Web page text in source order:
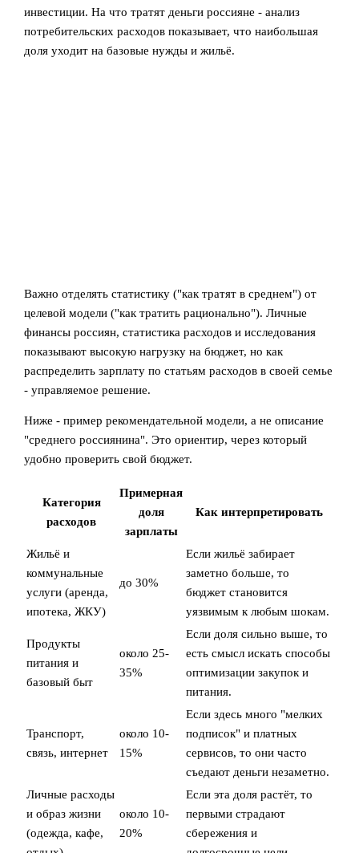
инвестиции. На что тратят деньги россияне - анализ
потребительских расходов показывает, что наибольшая
доля уходит на базовые нужды и жильё.
Важно отделять статистику ("как тратят в среднем") от
целевой модели ("как тратить рационально"). Личные
финансы россиян, статистика расходов и исследования
показывают высокую нагрузку на бюджет, но как
распределить зарплату по статьям расходов в своей семье
- управляемое решение.
Ниже - пример рекомендательной модели, а не описание
"среднего россиянина". Это ориентир, через который
удобно проверить свой бюджет.
Категория
расходов
Примерная
доля
зарплаты
Как интерпретировать
Жильё и
коммунальные
услуги (аренда,
ипотека, ЖКУ)
до 30%
Если жильё забирает
заметно больше, то
бюджет становится
уязвимым к любым шокам.
Продукты
питания и
базовый быт
около 25-
35%
Если доля сильно выше, то
есть смысл искать способы
оптимизации закупок и
питания.
Транспорт,
связь, интернет
около 10-
15%
Если здесь много "мелких
подписок" и платных
сервисов, то они часто
съедают деньги незаметно.
Личные расходы
и образ жизни
(одежда, кафе,
около 10-
20%
Если эта доля растёт, то
первыми страдают
сбережения и